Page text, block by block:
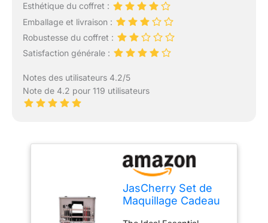
Esthétique du coffret :
Emballage et livraison :
Robustesse du coffret :
Satisfaction générale :
Notes des utilisateurs 4.2/5
Note de 4.2 pour 119 utilisateurs
JasCherry Set de
Maquillage Cadeau